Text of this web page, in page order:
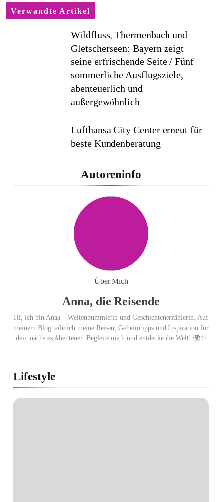
Verwandte Artikel
Wildfluss, Thermenbach und
Gletscherseen: Bayern zeigt
seine erfrischende Seite / Fünf
sommerliche Ausflugsziele,
abenteuerlich und
außergewöhnlich
Lufthansa City Center erneut für
beste Kundenberatung
Studie sieht LCC zum siebten
Mal in Folge vorn
Cool down am Hintertuxer
Gletscher
Ägypten erleben mit Builder
Travel: sicher, persönlich und gut
begleitet
Autoreninfo
Über Mich
Anna, die Reisende
Hi, ich bin Anna – Weltenbummlerin und Geschichtenerzählerin. Auf
meinem Blog teile ich meine Reisen, Geheimtipps und Inspiration für
dein nächstes Abenteuer. Begleite mich und entdecke die Welt! 🌍✨
Lifestyle